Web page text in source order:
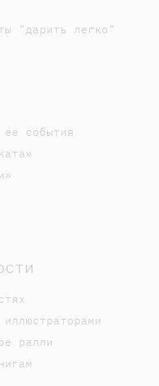
"дарить легко"
события
ралли